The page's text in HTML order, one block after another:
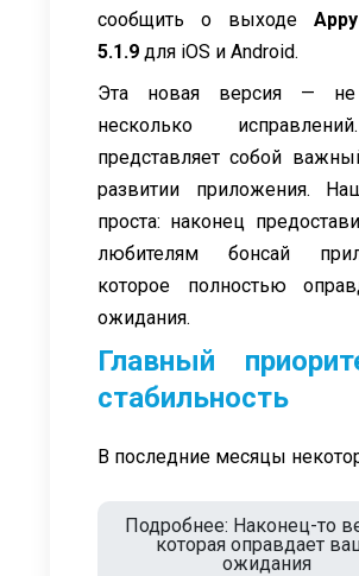
сообщить о выходе
5.1.9 для iOS и Android.
Эта новая версия — не
несколько
представляет собой
развитии приложения.
проста: наконец
любителям бонсай
которое полностью
ожидания.
Главный
стабильность
В последние месяцы
Подробнее: Наконец-то
которая оправдает
ожидания